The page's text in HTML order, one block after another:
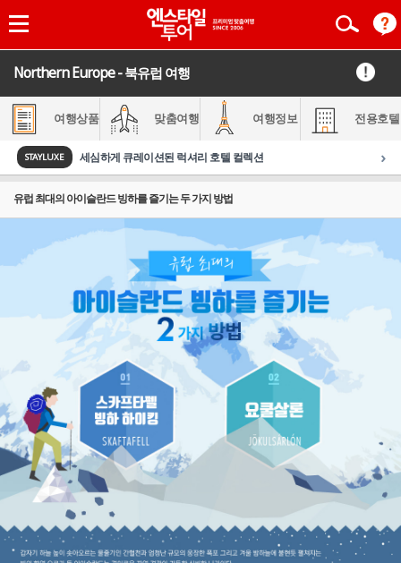
Northern Europe - 북유럽 여행
여행상품 맞춤여행 여행정보 전용호텔
STAYLUXE 세심하게 큐레이션된 럭셔리 호텔 컬렉션 ›
유럽 최대의 아이슬란드 빙하를 즐기는 두 가지 방법